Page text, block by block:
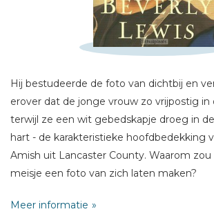
Hij bestudeerde de foto van dichtbij en
erover dat de jonge vrouw zo vrijpostig in
terwijl ze een wit gebedskapje droeg in
hart - de karakteristieke hoofdbedekking
Amish uit Lancaster County. Waarom
meisje een foto van zich laten maken?
Een paar maanden nadat hun moeder is
Meer informatie
Schrijf hieronder je review!
E-mail *
Titel *
Bericht *